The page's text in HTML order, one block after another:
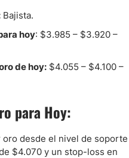
Bajista.
hoy: $3.985 – $3.920 –
de hoy: $4.055 – $4.100 –
para Hoy:
oro desde el nivel de soporte
$4.070 y un stop-loss en